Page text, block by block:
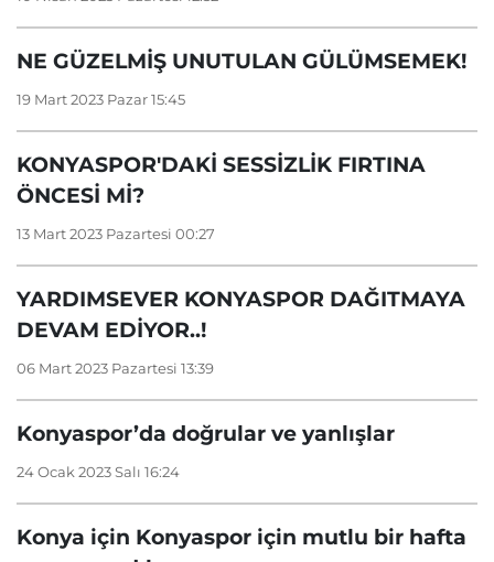
NE GÜZELMİŞ UNUTULAN GÜLÜMSEMEK!
19 Mart 2023 Pazar 15:45
KONYASPOR'DAKİ SESSİZLİK FIRTINA
ÖNCESİ Mİ?
13 Mart 2023 Pazartesi 00:27
YARDIMSEVER KONYASPOR DAĞITMAYA
DEVAM EDİYOR..!
06 Mart 2023 Pazartesi 13:39
Konyaspor’da doğrular ve yanlışlar
24 Ocak 2023 Salı 16:24
Konya için Konyaspor için mutlu bir hafta